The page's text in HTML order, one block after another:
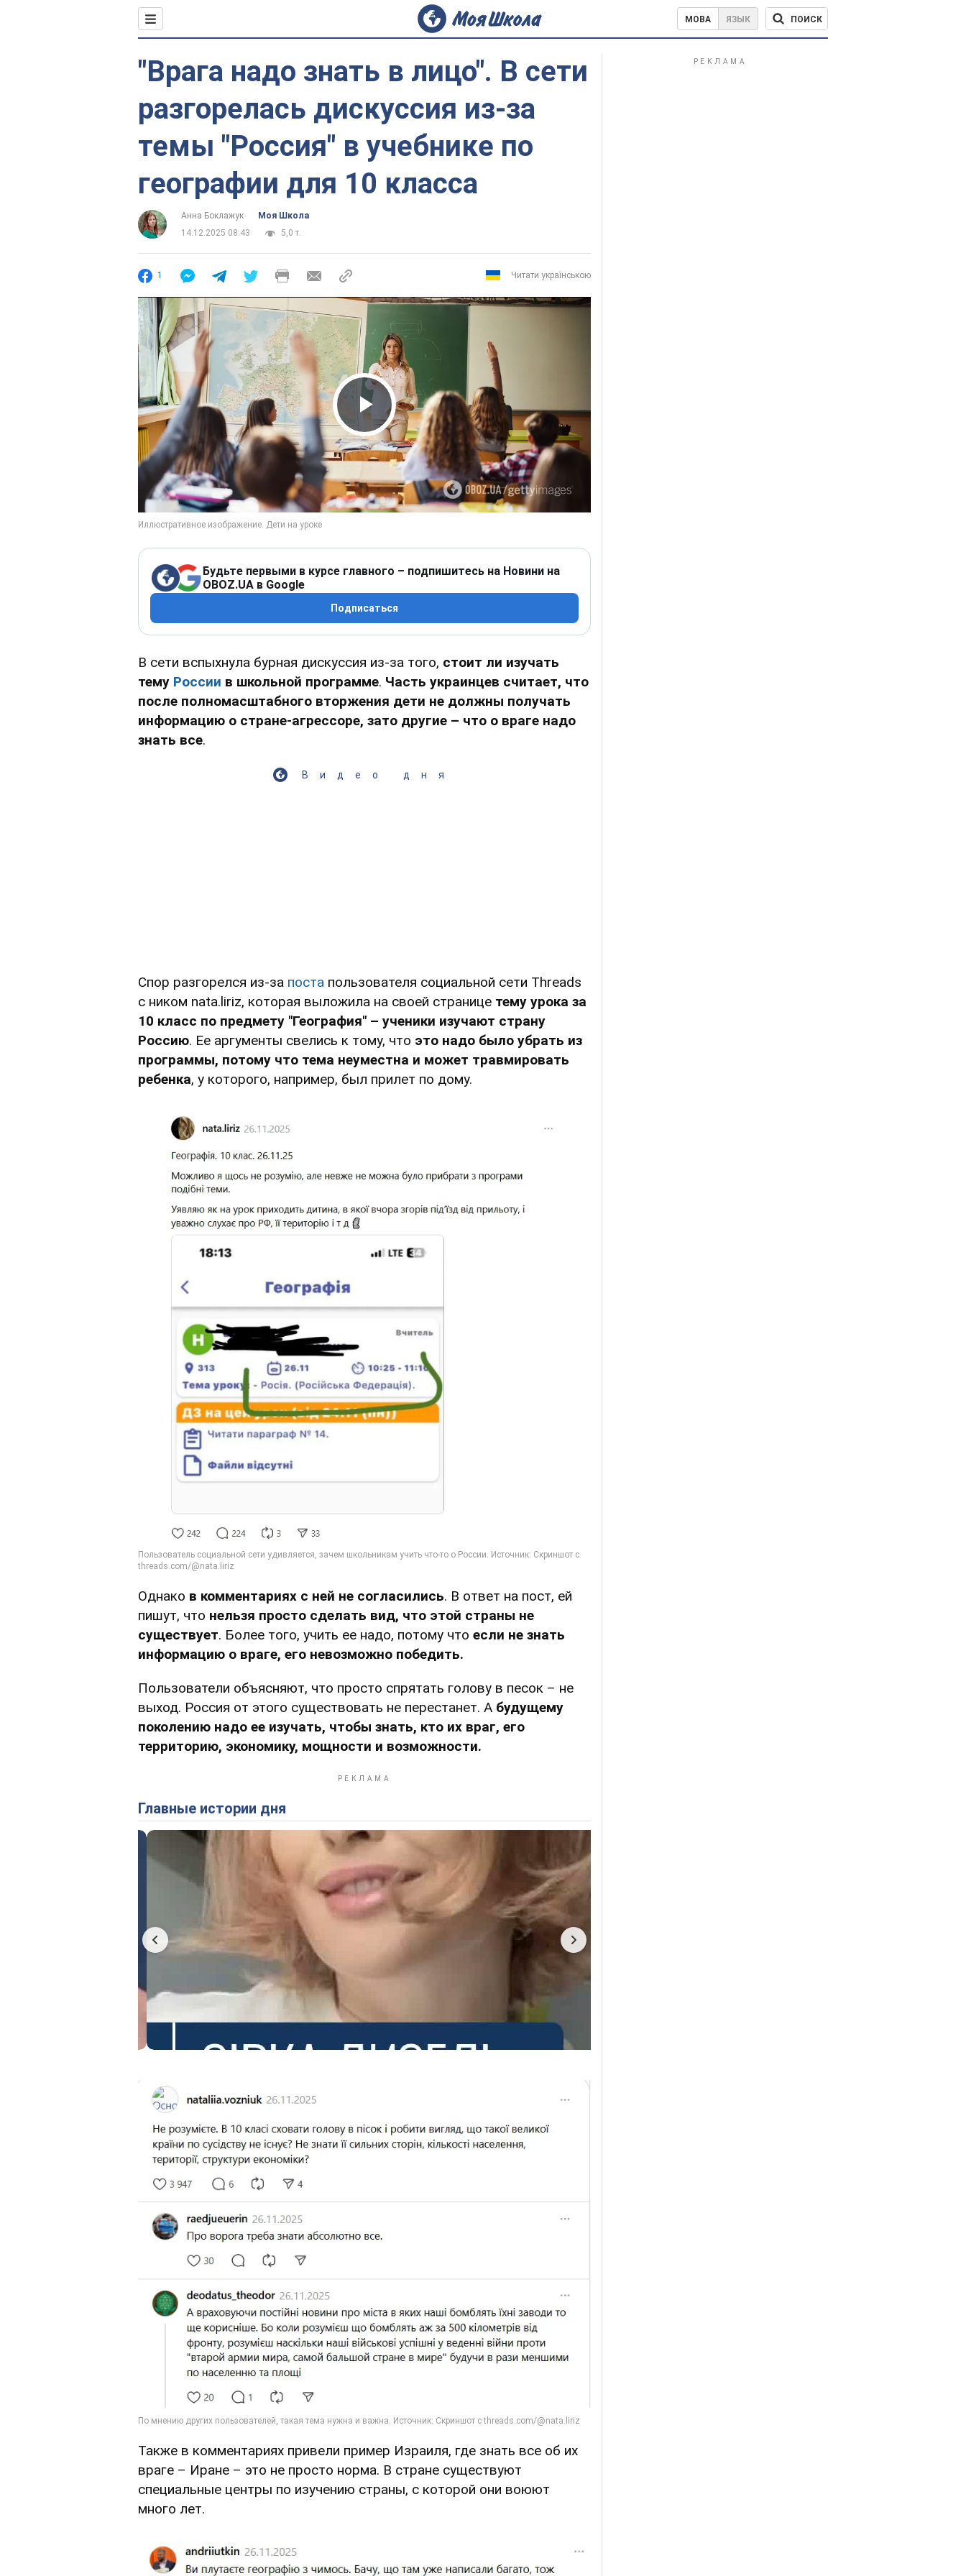
МОВА ЯЗЫК ПОИСК
"Врага надо знать в лицо". В сети
разгорелась дискуссия из-за
темы "Россия" в учебнике по
географии для 10 класса
Анна Боклажук
Моя Школа
14.12.2025 08:43
5,0 т.
1 Читати українською
Play Video
Будьте первыми в курсе главного – подпишитесь на Новини на
OBOZ.UA в Google
Подписаться
В сети вспыхнула бурная дискуссия из-за того, стоит ли изучать
тему России в школьной программе. Часть украинцев считает, что
после полномасштабного вторжения дети не должны получать
информацию о стране-агрессоре, зато другие – что о враге надо
знать все.
Видео дня
Спор разгорелся из-за поста пользователя социальной сети Threads
с ником nata.liriz, которая выложила на своей странице тему урока за
10 класс по предмету "География" – ученики изучают страну
Россию. Ее аргументы свелись к тому, что это надо было убрать из
программы, потому что тема неуместна и может травмировать
ребенка, у которого, например, был прилет по дому.
Однако в комментариях с ней не согласились. В ответ на пост, ей
пишут, что нельзя просто сделать вид, что этой страны не
существует. Более того, учить ее надо, потому что если не знать
информацию о враге, его невозможно победить.
Пользователи объясняют, что просто спрятать голову в песок – не
выход. Россия от этого существовать не перестанет. А будущему
поколению надо ее изучать, чтобы знать, кто их враг, его
территорию, экономику, мощности и возможности.
Главные истории дня
Также в комментариях привели пример Израиля, где знать все об их
враге – Иране – это не просто норма. В стране существуют
специальные центры по изучению страны, с которой они воюют
много лет.